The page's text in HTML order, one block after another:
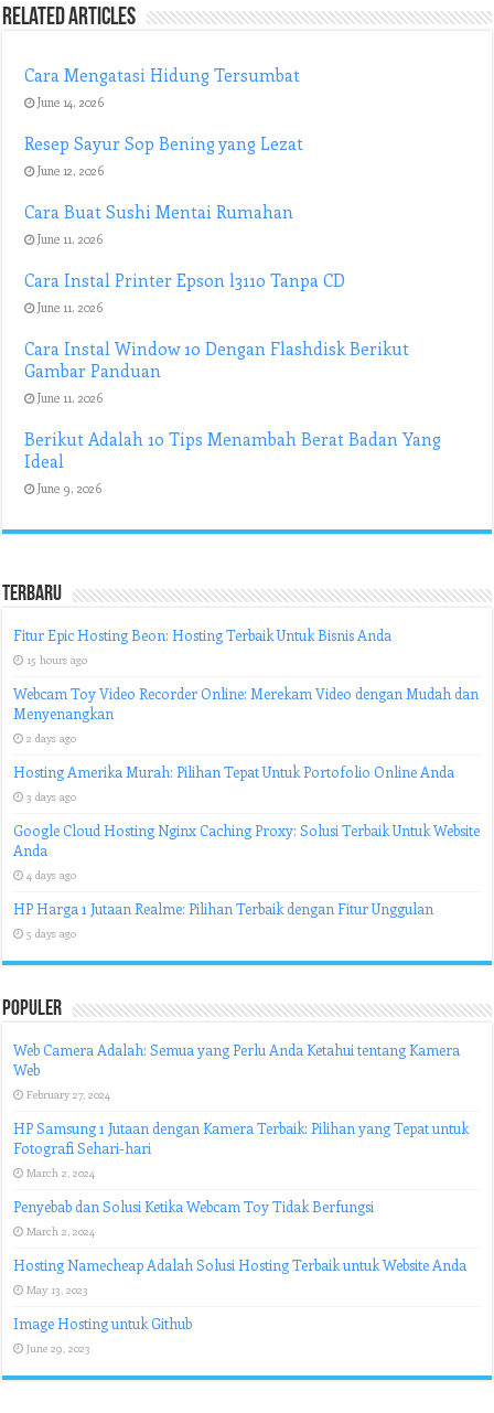
Related Articles
Cara Mengatasi Hidung Tersumbat
June 14, 2026
Resep Sayur Sop Bening yang Lezat
June 12, 2026
Cara Buat Sushi Mentai Rumahan
June 11, 2026
Cara Instal Printer Epson l3110 Tanpa CD
June 11, 2026
Cara Instal Window 10 Dengan Flashdisk Berikut
Gambar Panduan
June 11, 2026
Berikut Adalah 10 Tips Menambah Berat Badan Yang
Ideal
June 9, 2026
Terbaru
Fitur Epic Hosting Beon: Hosting Terbaik Untuk Bisnis Anda
15 hours ago
Webcam Toy Video Recorder Online: Merekam Video dengan Mudah dan
Menyenangkan
2 days ago
Hosting Amerika Murah: Pilihan Tepat Untuk Portofolio Online Anda
3 days ago
Google Cloud Hosting Nginx Caching Proxy: Solusi Terbaik Untuk Website
Anda
4 days ago
HP Harga 1 Jutaan Realme: Pilihan Terbaik dengan Fitur Unggulan
5 days ago
Populer
Web Camera Adalah: Semua yang Perlu Anda Ketahui tentang Kamera
Web
February 27, 2024
HP Samsung 1 Jutaan dengan Kamera Terbaik: Pilihan yang Tepat untuk
Fotografi Sehari-hari
March 2, 2024
Penyebab dan Solusi Ketika Webcam Toy Tidak Berfungsi
March 2, 2024
Hosting Namecheap Adalah Solusi Hosting Terbaik untuk Website Anda
May 13, 2023
Image Hosting untuk Github
June 29, 2023